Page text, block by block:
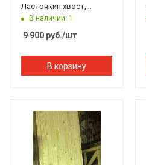
Ласточкин хвост,
Банный Перец
В наличии: 1
9 900 руб./шт
В корзину